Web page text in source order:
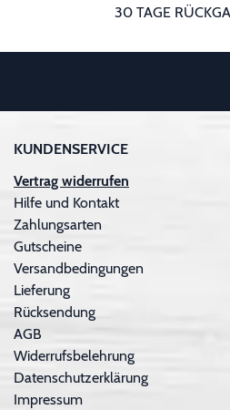
30 TAGE
KUNDENSERVICE
Vertrag widerrufen
Hilfe und Kontakt
Zahlungsarten
Gutscheine
Versandbedingungen
Lieferung
Rücksendung
AGB
Widerrufsbelehrung
Datenschutzerklärung
Impressum